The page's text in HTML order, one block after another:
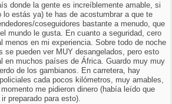
donde la gente es increíblemente amable, si
lo estás ya) te has de acostumbrar a que te
coseguidores bastante a menudo, que
mundo le gusta. En cuanto a seguridad, cero
menos en mi experiencia. Sobre todo de noche
se pueden ver MUY desangelados, pero esto
en muchos países de África. Guardo muy muy
de los gambianos. En carretera, hay
cada pocos kilómetros, muy amables,
me pidieron dinero (había leído que
preparado para esto).